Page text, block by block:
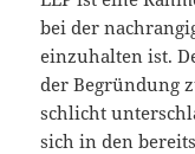
bei der
einzuhalten ist.
der Begründung
schlicht
sich in den